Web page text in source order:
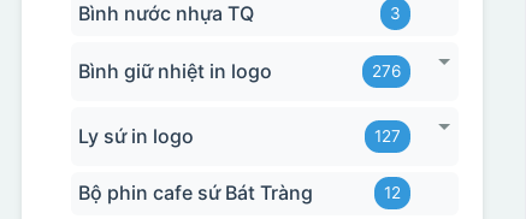
Bình nước nhựa TQ 3
Bình giữ nhiệt in logo 276
Ly sứ in logo 127
Bộ phin cafe sứ Bát Tràng 12